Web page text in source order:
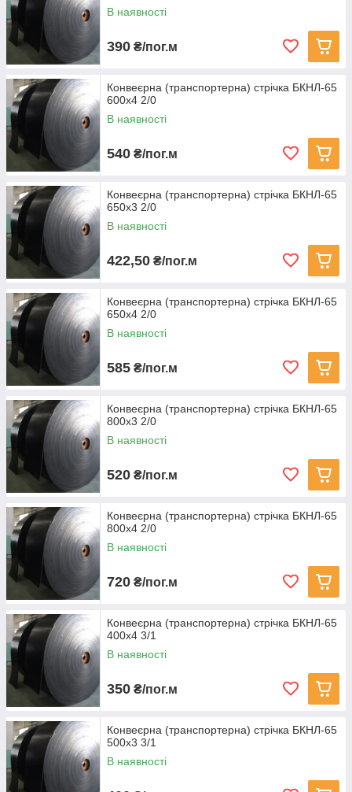
В наявності
390 ₴/пог.м
Конвеєрна (транспортерна) стрічка БКНЛ-65
600х4 2/0
В наявності
540 ₴/пог.м
Конвеєрна (транспортерна) стрічка БКНЛ-65
650х3 2/0
В наявності
422,50 ₴/пог.м
Конвеєрна (транспортерна) стрічка БКНЛ-65
650х4 2/0
В наявності
585 ₴/пог.м
Конвеєрна (транспортерна) стрічка БКНЛ-65
800х3 2/0
В наявності
520 ₴/пог.м
Конвеєрна (транспортерна) стрічка БКНЛ-65
800х4 2/0
В наявності
720 ₴/пог.м
Конвеєрна (транспортерна) стрічка БКНЛ-65
400х4 3/1
В наявності
350 ₴/пог.м
Конвеєрна (транспортерна) стрічка БКНЛ-65
500х3 3/1
В наявності